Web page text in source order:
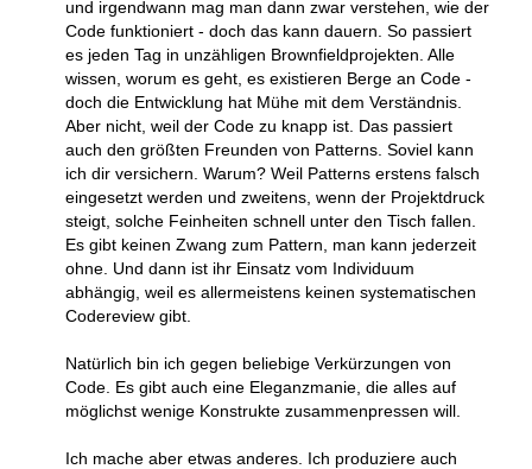
und irgendwann mag man dann zwar verstehen, wie der
Code funktioniert - doch das kann dauern. So passiert
es jeden Tag in unzähligen Brownfieldprojekten. Alle
wissen, worum es geht, es existieren Berge an Code -
doch die Entwicklung hat Mühe mit dem Verständnis.
Aber nicht, weil der Code zu knapp ist. Das passiert
auch den größten Freunden von Patterns. Soviel kann
ich dir versichern. Warum? Weil Patterns erstens falsch
eingesetzt werden und zweitens, wenn der Projektdruck
steigt, solche Feinheiten schnell unter den Tisch fallen.
Es gibt keinen Zwang zum Pattern, man kann jederzeit
ohne. Und dann ist ihr Einsatz vom Individuum
abhängig, weil es allermeistens keinen systematischen
Codereview gibt.
Natürlich bin ich gegen beliebige Verkürzungen von
Code. Es gibt auch eine Eleganzmanie, die alles auf
möglichst wenige Konstrukte zusammenpressen will.
Ich mache aber etwas anderes. Ich produziere auch